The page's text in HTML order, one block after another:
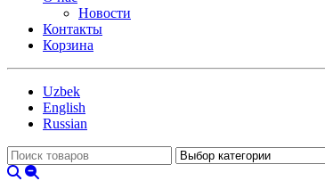
Новости
Контакты
Корзина
Uzbek
English
Russian